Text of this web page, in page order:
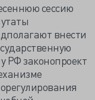
сессию
внести
РФ законопроект